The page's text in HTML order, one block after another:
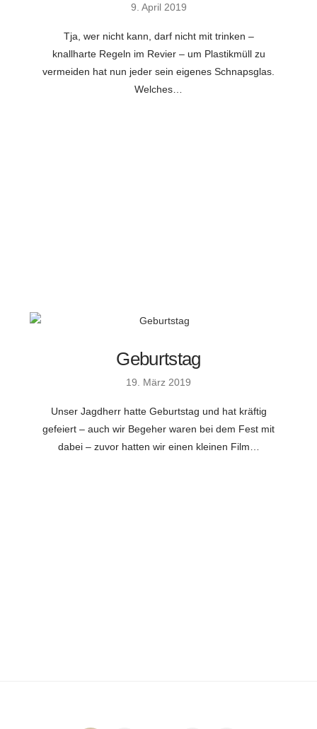
9. April 2019
Tja, wer nicht kann, darf nicht mit trinken –
knallharte Regeln im Revier – um Plastikmüll zu
vermeiden hat nun jeder sein eigenes Schnapsglas.
Welches…
Geburtstag
19. März 2019
Unser Jagdherr hatte Geburtstag und hat kräftig
gefeiert – auch wir Begeher waren bei dem Fest mit
dabei – zuvor hatten wir einen kleinen Film…